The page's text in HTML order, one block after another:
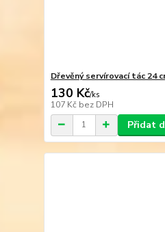
Dřevěný servírovací tác 24
130 Kč/ks
107 Kč bez DPH
Přidat